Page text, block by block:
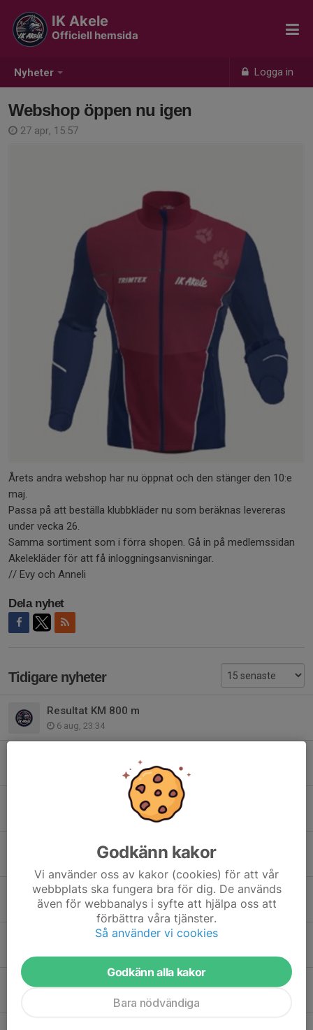
Nyheter Logga in
IK Akele
Officiell hemsida
Webshop öppen nu igen
27 apr, 15:57
Årets andra webshop har nu öppnat och den stänger den 10:e
maj.
Passa på att beställa klubbkläder nu som beräknas levereras
under vecka 26.
Samma sortiment som i förra shopen. Gå in på medlemssidan
Akelekläder för att få inloggningsanvisningar.
// Evy och Anneli
Dela nyhet
Tidigare nyheter
Resultat KM 800 m
6 aug, 23:34
Spring Förbifartspremiären med IK Akele
16 jun, 23:02
Buss till Söderköpings Stadslopp 16 juni
15 jun, 11:18
Resultat KM 3000 m
Godkänn kakor
Vi använder oss av kakor (cookies) för att vår
webbplats ska fungera bra för dig. De används
även för webbanalys i syfte att hjälpa oss att
förbättra våra tjänster.
Så använder vi cookies
Godkänn alla kakor
Bara nödvändiga